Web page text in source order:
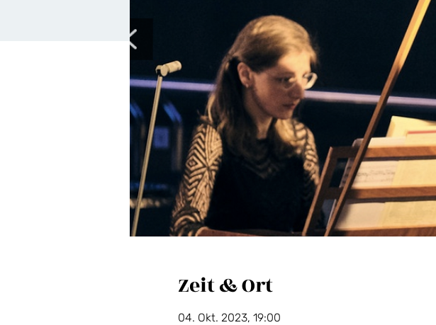
Zeit & Ort
04. Okt. 2023, 19:00